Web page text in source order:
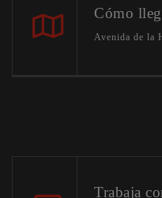
Cómo
Avenida de la
Trabaja